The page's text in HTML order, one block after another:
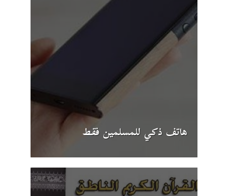
هاتف ذكي للمسلمين فقط